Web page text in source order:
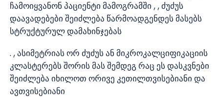
ჩამოიყვანონ პაციენტი მამოგრამში , , ძუძუს
დაავადებები შეიძლება წარმოადგენდეს მასებს
სტრუქტურულ დამახინჯებას
. , ასიმეტრიას ორ ძუძუს ან მიკროკალციფიკაციის
კლასტერებს შორის მას შემდეგ რაც ეს დასკვნები
შეიძლება იხილოთ ორივე კეთილთვისებიანი და
ავთვისებიანი